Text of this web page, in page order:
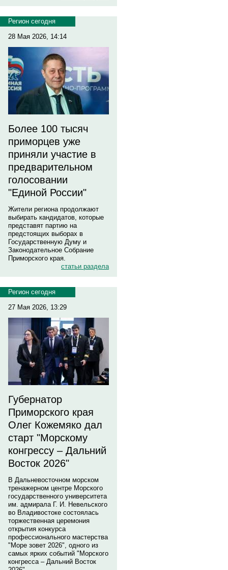
Регион сегодня
28 Мая 2026, 14:14
Более 100 тысяч
приморцев уже
приняли участие в
предварительном
голосовании
"Единой России"
Жители региона продолжают
выбирать кандидатов, которые
представят партию на
предстоящих выборах в
Государственную Думу и
Законодательное Собрание
Приморского края.
статьи раздела
Регион сегодня
27 Мая 2026, 13:29
Губернатор
Приморского края
Олег Кожемяко дал
старт "Морскому
конгрессу – Дальний
Восток 2026"
В Дальневосточном морском
тренажерном центре Морского
государственного университета
им. адмирала Г. И. Невельского
во Владивостоке состоялась
торжественная церемония
открытия конкурса
профессионального мастерства
"Море зовет 2026", одного из
самых ярких событий "Морского
конгресса – Дальний Восток